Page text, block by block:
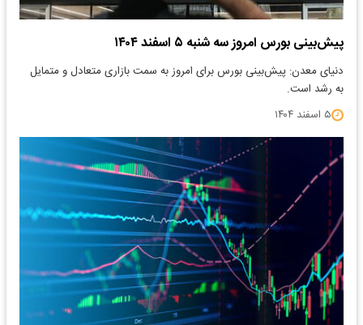
پیش‌بینی بورس امروز سه شنبه ۵ اسفند ۱۴۰۴
دنیای معدن: پیش‌بینی بورس برای امروز به سمت بازاری متعادل و متمایل
به رشد است.
۵ اسفند ۱۴۰۴